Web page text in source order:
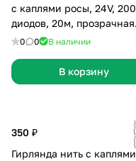
с каплями росы, 24V, 200
диодов, 20м, прозрачная
линия, мульти, 8 режимов
0 0 В наличии
В корзину
350 ₽
Гирлянда нить с каплями